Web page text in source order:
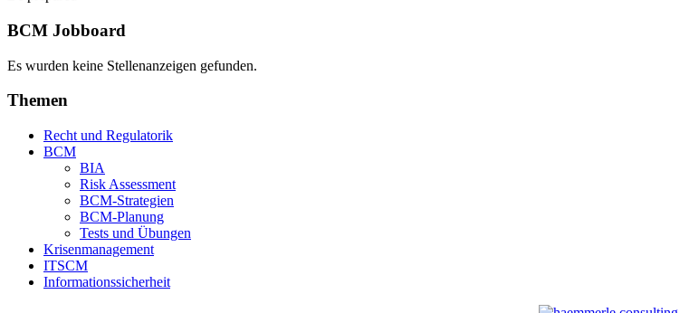
BCM Jobboard
Es wurden keine Stellenanzeigen gefunden.
Themen
Recht und Regulatorik
BCM
BIA
Risk Assessment
BCM-Strategien
BCM-Planung
Tests und Übungen
Krisenmanagement
ITSCM
Informationssicherheit